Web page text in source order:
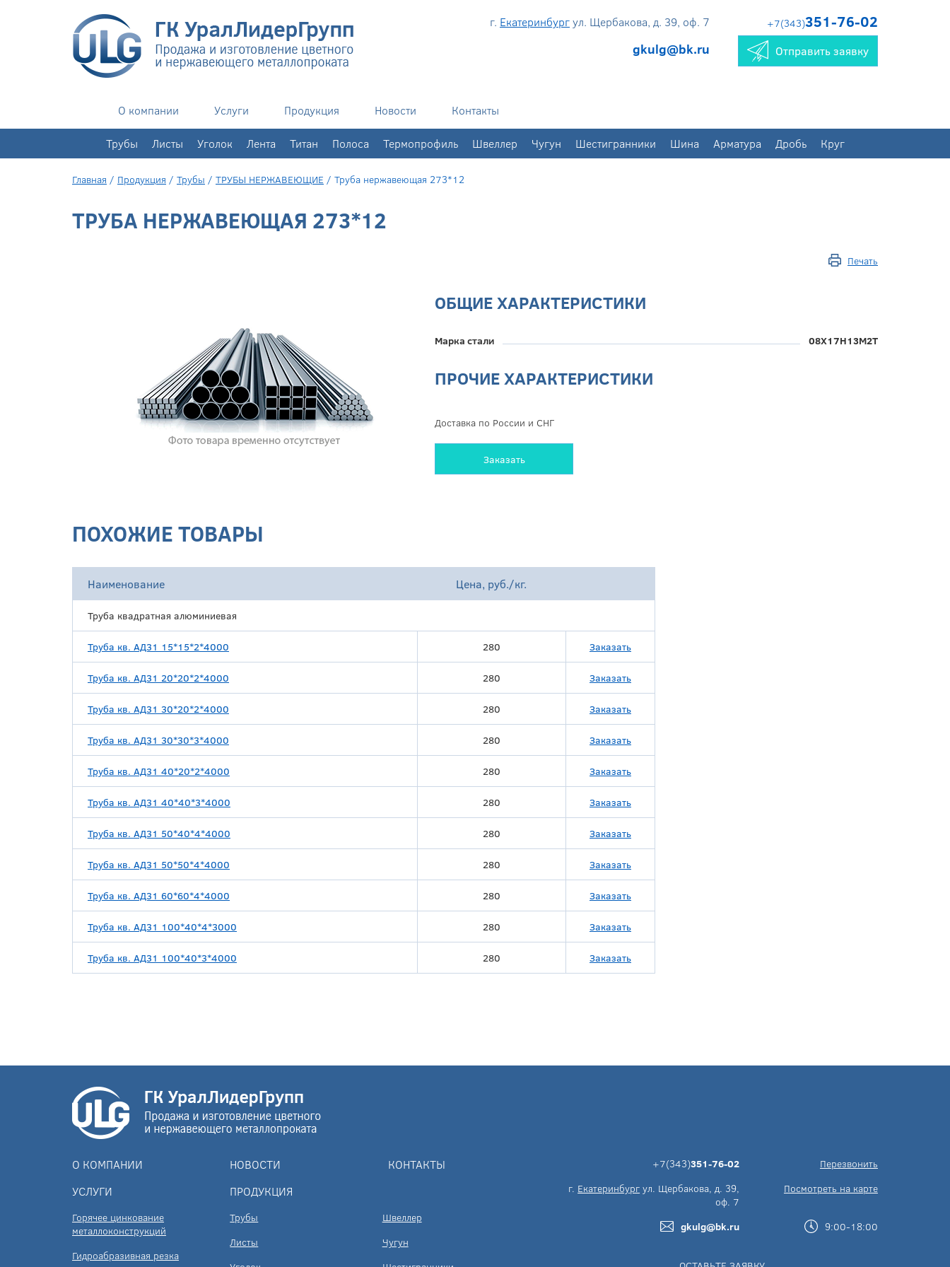
г. Екатеринбургул. Щербакова, д. 39, оф. 7
gkulg@bk.ru
+7(343)351-76-02
Отправить заявку
+7(343)351-76-02
О компании Услуги Продукция Новости Контакты
Трубы Листы Уголок Лента Титан Полоса Термопрофиль Швеллер Чугун Шестигранники Шина Арматура Дробь Круг
Главная / Продукция / Трубы / ТРУБЫ НЕРЖАВЕЮЩИЕ / Труба нержавеющая 273*12
ТРУБА НЕРЖАВЕЮЩАЯ 273*12
Печать
ОБЩИЕ ХАРАКТЕРИСТИКИ
Марка стали 08Х17Н13М2Т
ПРОЧИЕ ХАРАКТЕРИСТИКИ
Доставка по России и СНГ
Заказать
ПОХОЖИЕ ТОВАРЫ
Наименование Цена, руб./кг.
Труба квадратная алюминиевая
Труба кв. АД31 15*15*2*4000 280 Заказать
Труба кв. АД31 20*20*2*4000 280 Заказать
Труба кв. АД31 30*20*2*4000 280 Заказать
Труба кв. АД31 30*30*3*4000 280 Заказать
Труба кв. АД31 40*20*2*4000 280 Заказать
Труба кв. АД31 40*40*3*4000 280 Заказать
Труба кв. АД31 50*40*4*4000 280 Заказать
Труба кв. АД31 50*50*4*4000 280 Заказать
Труба кв. АД31 60*60*4*4000 280 Заказать
Труба кв. АД31 100*40*4*3000 280 Заказать
Труба кв. АД31 100*40*3*4000 280 Заказать
О КОМПАНИИ НОВОСТИ
КОНТАКТЫ
УСЛУГИ
Горячее цинкование
металлоконструкций
Гидроабразивная резка
ПРОДУКЦИЯ
Трубы
Листы
Швеллер
Чугун
+7(343)351-76-02
Перезвонить
г. Екатеринбург ул. Щербакова, д. 39,
оф. 7
Посмотреть на карте
gkulg@bk.ru 9:00-18:00